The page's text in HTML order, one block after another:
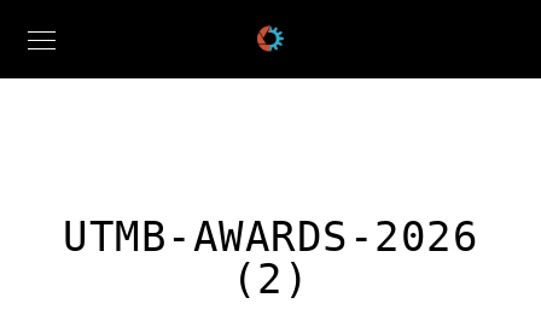
UTMB-AWARDS-2026
(2)